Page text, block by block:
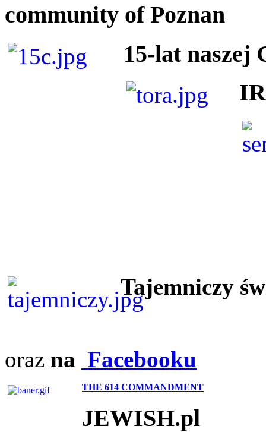
community of Poznan
15-lat naszej
Tajemniczy
oraz na Facebooku
THE 614 COMMANDMENT
JEWISH.pl